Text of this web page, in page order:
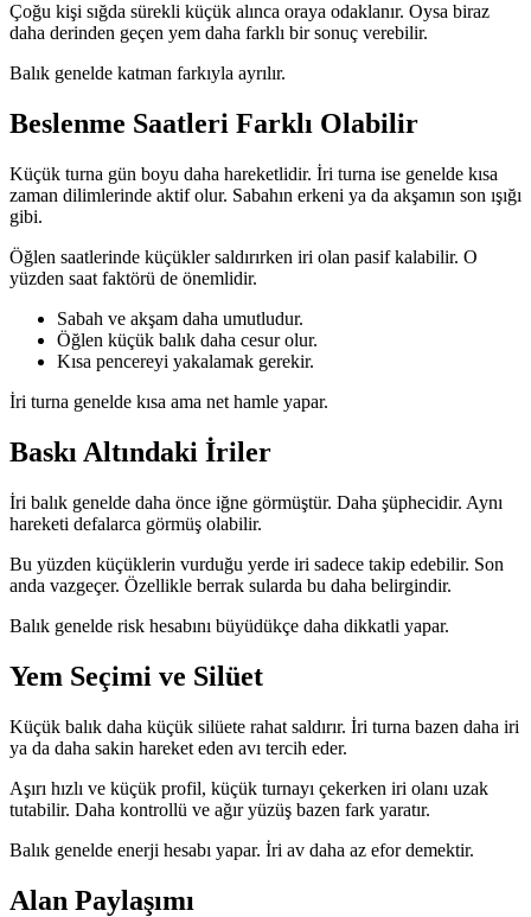
Çoğu kişi sığda sürekli küçük alınca oraya odaklanır. Oysa biraz
daha derinden geçen yem daha farklı bir sonuç verebilir.
Balık genelde katman farkıyla ayrılır.
Beslenme Saatleri Farklı Olabilir
Küçük turna gün boyu daha hareketlidir. İri turna ise genelde kısa
zaman dilimlerinde aktif olur. Sabahın erkeni ya da akşamın son ışığı
gibi.
Öğlen saatlerinde küçükler saldırırken iri olan pasif kalabilir. O
yüzden saat faktörü de önemlidir.
Sabah ve akşam daha umutludur.
Öğlen küçük balık daha cesur olur.
Kısa pencereyi yakalamak gerekir.
İri turna genelde kısa ama net hamle yapar.
Baskı Altındaki İriler
İri balık genelde daha önce iğne görmüştür. Daha şüphecidir. Aynı
hareketi defalarca görmüş olabilir.
Bu yüzden küçüklerin vurduğu yerde iri sadece takip edebilir. Son
anda vazgeçer. Özellikle berrak sularda bu daha belirgindir.
Balık genelde risk hesabını büyüdükçe daha dikkatli yapar.
Yem Seçimi ve Silüet
Küçük balık daha küçük silüete rahat saldırır. İri turna bazen daha iri
ya da daha sakin hareket eden avı tercih eder.
Aşırı hızlı ve küçük profil, küçük turnayı çekerken iri olanı uzak
tutabilir. Daha kontrollü ve ağır yüzüş bazen fark yaratır.
Balık genelde enerji hesabı yapar. İri av daha az efor demektir.
Alan Paylaşımı